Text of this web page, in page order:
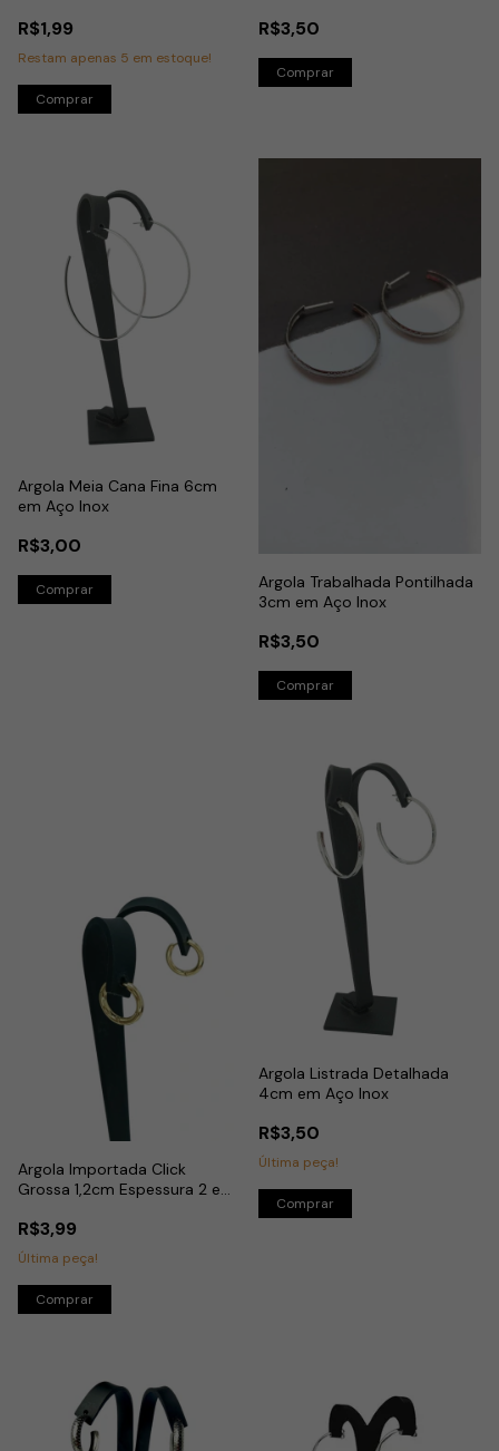
R$1,99
Restam apenas 5 em estoque!
R$3,50
Argola Meia Cana Fina 6cm
em Aço Inox
R$3,00
Argola Trabalhada Pontilhada
3cm em Aço Inox
R$3,50
Argola Importada Click
Grossa 1,2cm Espessura 2 em
R$3,99
Última peça!
Argola Listrada Detalhada
4cm em Aço Inox
R$3,50
Última peça!